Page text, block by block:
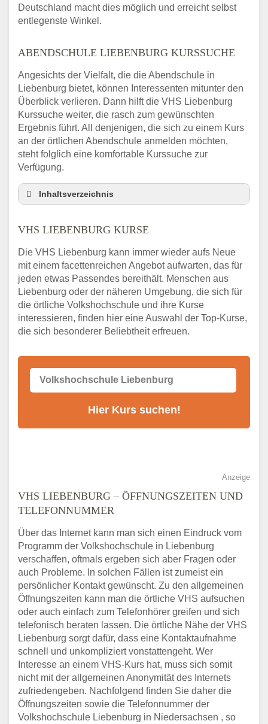
Deutschland macht dies möglich und erreicht selbst
entlegenste Winkel.
ABENDSCHULE LIEBENBURG KURSSUCHE
Angesichts der Vielfalt, die die Abendschule in
Liebenburg bietet, können Interessenten mitunter den
Überblick verlieren. Dann hilft die VHS Liebenburg
Kurssuche weiter, die rasch zum gewünschten
Ergebnis führt. All denjenigen, die sich zu einem Kurs
an der örtlichen Abendschule anmelden möchten,
steht folglich eine komfortable Kurssuche zur
Verfügung.
Inhaltsverzeichnis
Umgebung
Abendschule Liebenburg Kurssuche
VHS Liebenburg Kurse
VHS Liebenburg – Öffnungszeiten und
Telefonnummer
Stellenangebote der Volkshochschule
Liebenburg
Alternativen zum VHS Programm 2026 in
VHS LIEBENBURG KURSE
Die VHS Liebenburg kann immer wieder aufs Neue
mit einem facettenreichen Angebot aufwarten, das für
jeden etwas Passendes bereithält. Menschen aus
Liebenburg oder der näheren Umgebung, die sich für
die örtliche Volkshochschule und ihre Kurse
interessieren, finden hier eine Auswahl der Top-Kurse,
die sich besonderer Beliebtheit erfreuen.
Anzeige
VHS LIEBENBURG – ÖFFNUNGSZEITEN UND
TELEFONNUMMER
Über das Internet kann man sich einen Eindruck vom
Programm der Volkshochschule in Liebenburg
verschaffen, oftmals ergeben sich aber Fragen oder
auch Probleme. In solchen Fällen ist zumeist ein
persönlicher Kontakt gewünscht. Zu den allgemeinen
Öffnungszeiten kann man die örtliche VHS aufsuchen
oder auch einfach zum Telefonhörer greifen und sich
telefonisch beraten lassen. Die örtliche Nähe der VHS
Liebenburg sorgt dafür, dass eine Kontaktaufnahme
schnell und unkompliziert vonstattengeht. Wer
Interesse an einem VHS-Kurs hat, muss sich somit
nicht mit der allgemeinen Anonymität des Internets
zufriedengeben. Nachfolgend finden Sie daher die
Öffnungszeiten sowie die Telefonnummer der
Volkshochschule Liebenburg in Niedersachsen , so